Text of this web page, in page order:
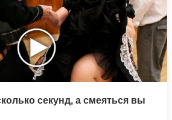
секунд, а смеяться вы